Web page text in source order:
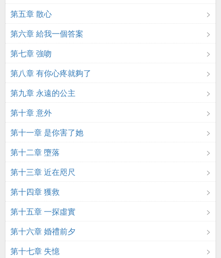
第五章 散心
第六章 給我一個答案
第七章 強吻
第八章 有你心疼就夠了
第九章 永遠的公主
第十章 意外
第十一章 是你害了她
第十二章 墮落
第十三章 近在咫尺
第十四章 獲救
第十五章 一探虛實
第十六章 婚禮前夕
第十七章 失憶